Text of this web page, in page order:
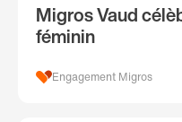
Migros Vaud
féminin
Engagement Migros